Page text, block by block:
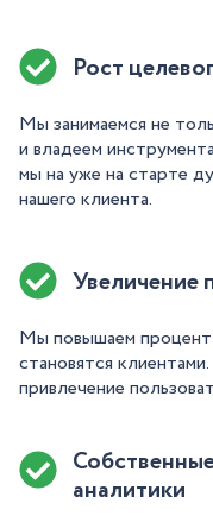
Рост
Мы занимаемся не
и владеем
мы на уже на старте
нашего клиента.
Увеличение
Мы повышаем процент
становятся
привлечение
аналитики